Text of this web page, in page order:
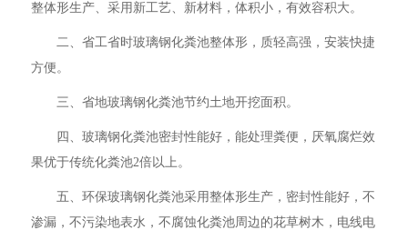
整体形生产、采用新工艺、新材料，体积小，有效容积大。
二、省工省时玻璃钢化粪池整体形，质轻高强，安装快捷
方便。
三、省地玻璃钢化粪池节约土地开挖面积。
四、玻璃钢化粪池密封性能好，能处理粪便，厌氧腐烂效
果优于传统化粪池2倍以上。
五、环保玻璃钢化粪池采用整体形生产，密封性能好，不
渗漏，不污染地表水，不腐蚀化粪池周边的花草树木，电线电